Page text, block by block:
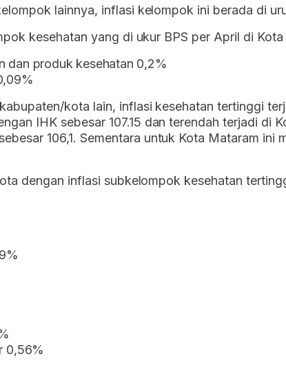
lainnya, inflasi kelompok ini berada di
kesehatan yang di ukur BPS per April di Kota
dan produk kesehatan 0,2%
kota lain, inflasi kesehatan tertinggi
IHK sebesar 107.15 dan terendah terjadi di
106,1. Sementara untuk Kota Mataram ini
dengan inflasi subkelompok kesehatan
0,56%